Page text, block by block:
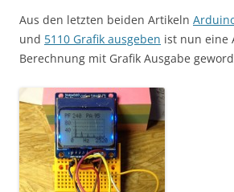
Aus den letzten beiden Artikeln
und 5110 Grafik ausgeben ist nun eine
Berechnung mit Grafik Ausgabe